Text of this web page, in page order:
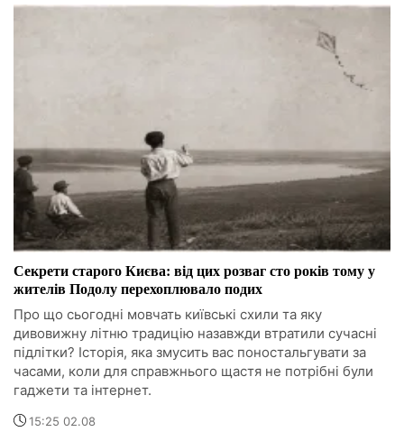
Секрети старого Києва: від цих розваг сто років тому у
жителів Подолу перехоплювало подих
Про що сьогодні мовчать київські схили та яку
дивовижну літню традицію назавжди втратили сучасні
підлітки? Історія, яка змусить вас поностальгувати за
часами, коли для справжнього щастя не потрібні були
гаджети та інтернет.
15:25 02.08